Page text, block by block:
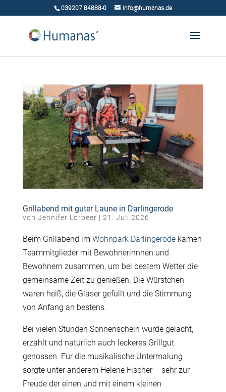
039207 84888-0 info@humanas.de
Grillabend mit guter Laune in Darlingerode
von Jennifer Lorbeer | 21. Juli 2026
Beim Grillabend im Wohnpark Darlingerodekamen
Teammitglieder mit Bewohnerinnnen und
Bewohnern zusammen, um bei bestem Wetter die
gemeinsame Zeit zu genießen. Die Würstchen
waren heiß, die Gläser gefüllt und die Stimmung
von Anfang an bestens.
Bei vielen Stunden Sonnenschein wurde gelacht,
erzählt und natürlich auch leckeres Grillgut
genossen. Für die musikalische Untermalung
sorgte unter anderem Helene Fischer – sehr zur
Freude der einen und mit einem kleinen